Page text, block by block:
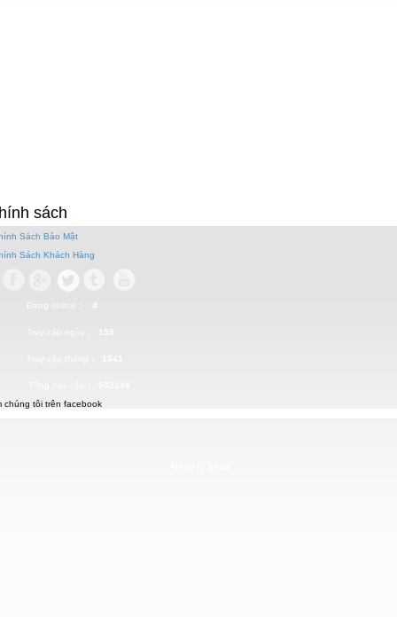
sách
Sách Bảo Mật
Sách Khách Hàng
Đang online : 4
: 159
chúng tôi trên facebook